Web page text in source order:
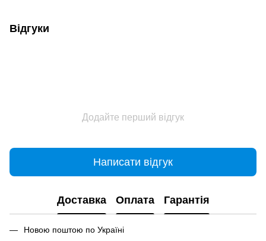
Відгуки
Додайте перший відгук
Написати відгук
Доставка Оплата Гарантія
Новою поштою по Україні